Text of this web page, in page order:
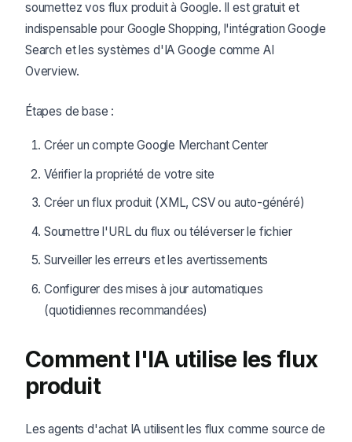
soumettez vos flux produit à Google. Il est gratuit et
indispensable pour Google Shopping, l'intégration Google
Search et les systèmes d'IA Google comme AI
Overview.
Étapes de base :
Créer un compte Google Merchant Center
Vérifier la propriété de votre site
Créer un flux produit (XML, CSV ou auto-généré)
Soumettre l'URL du flux ou téléverser le fichier
Surveiller les erreurs et les avertissements
Configurer des mises à jour automatiques
(quotidiennes recommandées)
Comment l'IA utilise les flux
produit
Les agents d'achat IA utilisent les flux comme source de